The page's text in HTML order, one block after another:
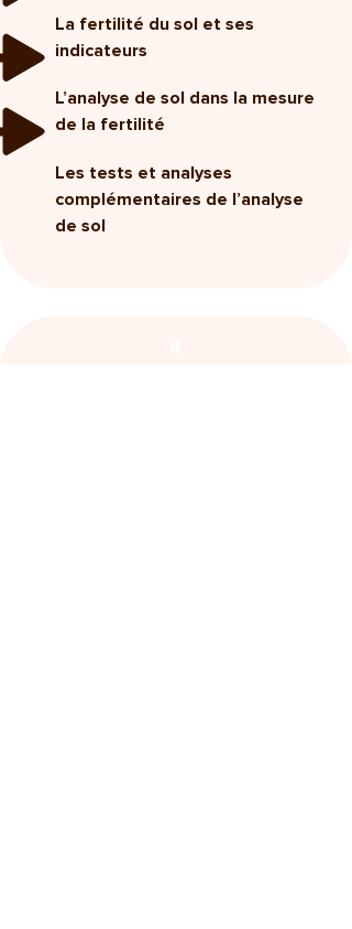
La fertilité du sol et ses
indicateurs
L’analyse de sol dans la mesure
de la fertilité
Les tests et analyses
complémentaires de l’analyse
de sol